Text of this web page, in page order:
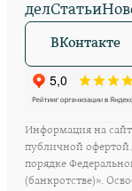
делСтатьи
ВКонтакте
Информация на
публичной офертой.
порядке
(банкротстве)».